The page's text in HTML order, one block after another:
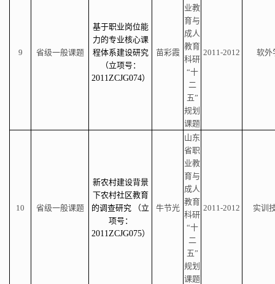
9 省级一般课题
基于职业岗位能
力的专业核心课
程体系建设研究
（立项号：
2011ZCJG074）
苗彩霞
业教
育与
成人
教育
科研
“十
二
五”
规划
课题
2011-2012 软外
10 省级一般课题
新农村建设背景
下农村社区教育
的调查研究 （立
项号：
2011ZCJG075）
牛节光
山东
省职
业教
育与
成人
教育
科研
“十
二
五”
规划
课题
2011-2012 实训